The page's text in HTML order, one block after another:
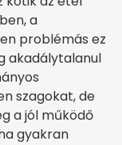
a
problémás ez
akadálytalanul
szagokat, de
a jól működő
gyakran